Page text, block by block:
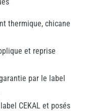
thermique, chicane
et reprise
par le label
CEKAL et posés